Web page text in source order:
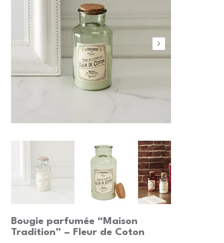
Bougie parfumée “Maison
Tradition” – Fleur de Coton